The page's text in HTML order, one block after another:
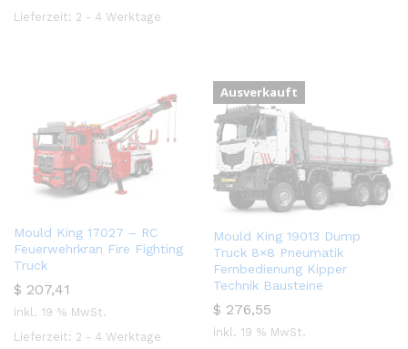
Lieferzeit: 2 - 4 Werktage
Mould King 17027 – RC
Feuerwehrkran Fire Fighting
Truck
$ 207,41
inkl. 19 % MwSt.
Lieferzeit: 2 - 4 Werktage
Ausverkauft
Mould King 19013 Dump
Truck 8×8 Pneumatik
Fernbedienung Kipper
Technik Bausteine
$ 276,55
inkl. 19 % MwSt.